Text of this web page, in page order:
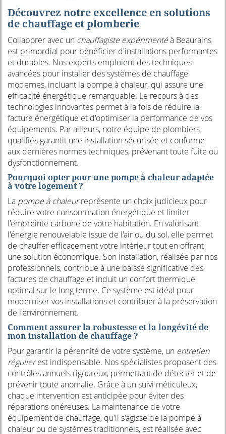
Découvrez notre excellence en solutions
de chauffage et plomberie
Collaborer avec un chauffagiste expérimentéà Beaurains
est primordial pour bénéficier d'installations performantes
et durables. Nos experts emploient des techniques
avancées pour installer des systèmes de chauffage
modernes, incluant la pompe à chaleur, qui assure une
efficacité énergétique remarquable. Le recours à des
technologies innovantes permet à la fois de réduire la
facture énergétique et d'optimiser la performance de vos
équipements. Par ailleurs, notre équipe de plombiers
qualifiés garantit une installation sécurisée et conforme
aux dernières normes techniques, prévenant toute fuite ou
dysfonctionnement.
Pourquoi opter pour une pompe à chaleur adaptée
à votre logement ?
La pompe à chaleurreprésente un choix judicieux pour
réduire votre consommation énergétique et limiter
l'empreinte carbone de votre habitation. En valorisant
l'énergie renouvelable issue de l'air ou du sol, elle permet
de chauffer efficacement votre intérieur tout en offrant
une solution économique. Son installation, réalisée par nos
professionnels, contribue à une baisse significative des
factures de chauffage et induit un confort thermique
optimal sur le long terme. Ce système est idéal pour
moderniser vos installations et contribuer à la préservation
de l'environnement.
Comment assurer la robustesse et la longévité de
mon installation de chauffage ?
Pour garantir la pérennité de votre système, un entretien
régulierest indispensable. Nos spécialistes proposent des
contrôles annuels rigoureux, permettant de détecter et de
prévenir toute anomalie. Grâce à un suivi méticuleux,
chaque intervention est anticipée pour éviter des
réparations onéreuses. La maintenance de votre
équipement de chauffage, qu'il s'agisse de la pompe à
chaleur ou de systèmes traditionnels, est réalisée avec